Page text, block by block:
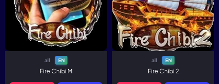
all EN
Fire Chibi M
all EN
Fire Chibi 2